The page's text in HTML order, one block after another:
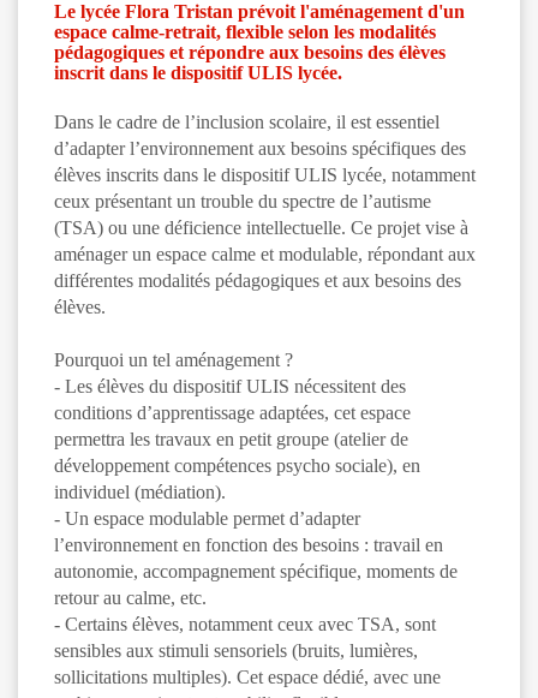
Le lycée Flora Tristan prévoit l'aménagement d'un
espace calme-retrait, flexible selon les modalités
pédagogiques et répondre aux besoins des élèves
inscrit dans le dispositif ULIS lycée.
Dans le cadre de l’inclusion scolaire, il est essentiel
d’adapter l’environnement aux besoins spécifiques des
élèves inscrits dans le dispositif ULIS lycée, notamment
ceux présentant un trouble du spectre de l’autisme
(TSA) ou une déficience intellectuelle. Ce projet vise à
aménager un espace calme et modulable, répondant aux
différentes modalités pédagogiques et aux besoins des
élèves.
Pourquoi un tel aménagement ?
- Les élèves du dispositif ULIS nécessitent des
conditions d’apprentissage adaptées, cet espace
permettra les travaux en petit groupe (atelier de
développement compétences psycho sociale), en
individuel (médiation).
- Un espace modulable permet d’adapter
l’environnement en fonction des besoins : travail en
autonomie, accompagnement spécifique, moments de
retour au calme, etc.
- Certains élèves, notamment ceux avec TSA, sont
sensibles aux stimuli sensoriels (bruits, lumières,
sollicitations multiples). Cet espace dédié, avec une